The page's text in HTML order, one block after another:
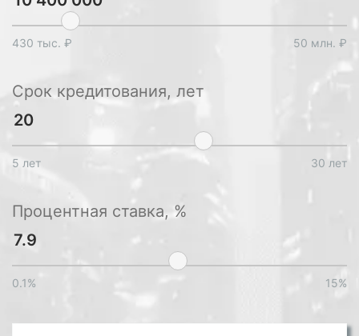
430 тыс. ₽ 50 млн. ₽
Срок кредитования, лет
5 лет 30 лет
Процентная ставка, %
0.1% 15%